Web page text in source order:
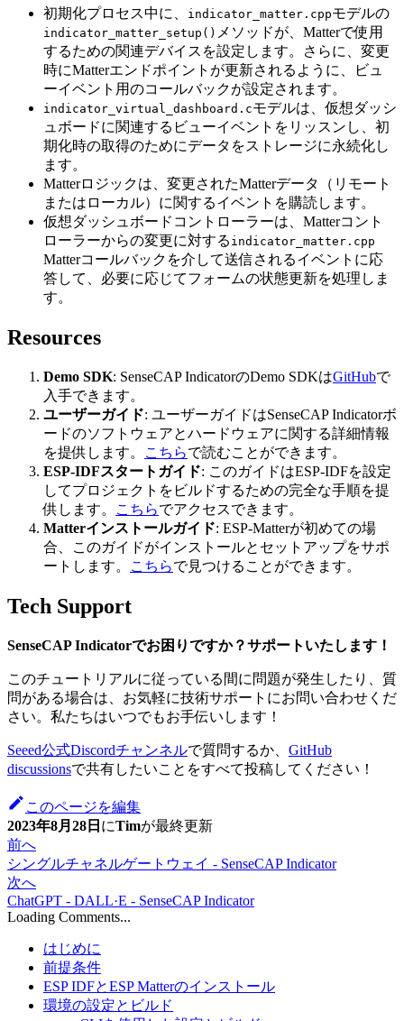
初期化プロセス中に、 indicator_matter.cppモデルの
indicator_matter_setup() メソッドが、Matterで使用
するための関連デバイスを設定します。さらに、変更
時にMatterエンドポイントが更新されるように、ビュ
ーイベント用のコールバックが設定されます。
indicator_virtual_dashboard.cモデルは、仮想ダッシ
ュボードに関連するビューイベントをリッスンし、初
期化時の取得のためにデータをストレージに永続化し
ます。
Matterロジックは、変更されたMatterデータ（リモート
またはローカル）に関するイベントを購読します。
仮想ダッシュボードコントローラーは、Matterコント
ローラーからの変更に対する indicator_matter.cpp
Matterコールバックを介して送信されるイベントに応
答して、必要に応じてフォームの状態更新を処理しま
す。
Resources
Demo SDK: SenseCAP IndicatorのDemo SDKはGitHubで
入手できます。
ユーザーガイド: ユーザーガイドはSenseCAP Indicatorボ
ードのソフトウェアとハードウェアに関する詳細情報
を提供します。
こちらで読むことができます。
ESP-IDFスタートガイド: このガイドはESP-IDFを設定
してプロジェクトをビルドするための完全な手順を提
供します。
こちらでアクセスできます。
Matterインストールガイド: ESP-Matterが初めての場
合、このガイドがインストールとセットアップをサポ
ートします。
こちらで見つけることができます。
Tech Support
SenseCAP Indicatorでお困りですか？サポートいたします！
このチュートリアルに従っている間に問題が発生したり、質
問がある場合は、お気軽に技術サポートにお問い合わせくだ
さい。私たちはいつでもお手伝いします！
Seeed公式Discordチャンネルで質問するか、 GitHub
discussionsで共有したいことをすべて投稿してください！
このページを編集
2023年8月28日 にTimが最終更新
前へ
シングルチャネルゲートウェイ - SenseCAP Indicator
次へ
ChatGPT - DALL·E - SenseCAP Indicator
Loading Comments...
はじめに
前提条件
ESP IDFとESP Matterのインストール
環境の設定とビルド